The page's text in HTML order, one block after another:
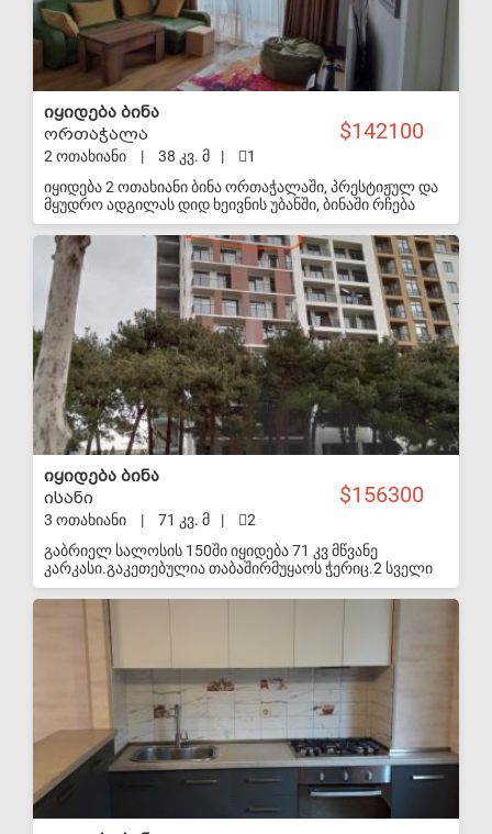
142100
იყიდება ბინა
ორთაჭალა
2 ოთახიანი | 38 კვ. მ |
1
იყიდება 2 ოთახიანი ბინა ორთაჭალაში, პრესტიჟულ და
მყუდრო ადგილას დიდ ხეივნის უბანში, ბინაში რჩება
ძირითადი ტექნიკა და ავეჯი. ვარ მეპატრონე
S-VIP
156300
იყიდება ბინა
ისანი
3 ოთახიანი | 71 კვ. მ |
2
გაბრიელ სალოსის 150ში იყიდება 71 კვ მწვანე
კარკასი.გაკეთებულია თაბაშირმუყაოს ჭერიც.2 სველი
წერტილი,2 აივანი.მიწისქვეშა ავტო სადგომი 16 კვ. ფასი
55000$ ვარ მეპატრონე